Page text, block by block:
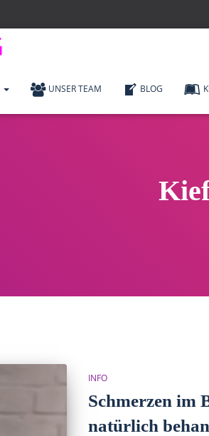
UNSER TEAM BLOG
INFO
Schmerzen im
natürlich